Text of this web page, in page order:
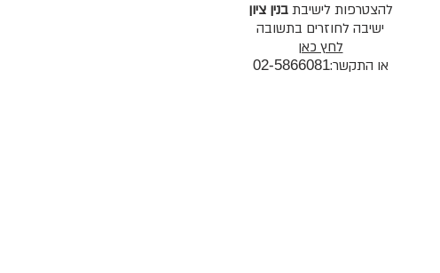
להצטרפות לישיבתבנין ציון
ישיבה לחוזרים בתשובה
לחץ כאן
או התקשר:02-5866081